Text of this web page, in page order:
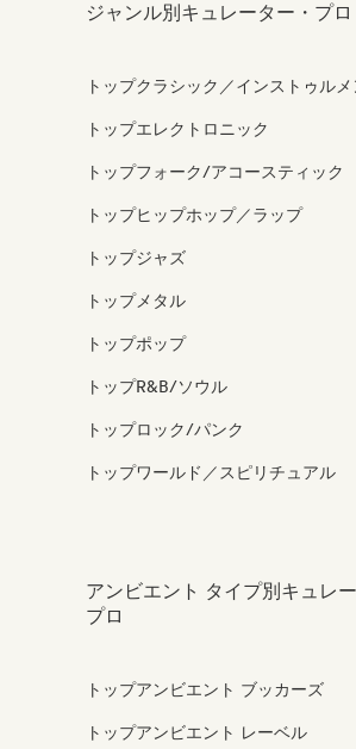
ジャンル別キュレーター・プロ
トップクラシック／インストゥル
トップエレクトロニック
トップフォーク/アコースティック
トップヒップホップ／ラップ
トップジャズ
トップメタル
トップポップ
トップR&B/ソウル
トップロック/パンク
トップワールド／スピリチュアル
アンビエント タイプ別キュレ
プロ
トップアンビエント ブッカーズ
トップアンビエント レーベル